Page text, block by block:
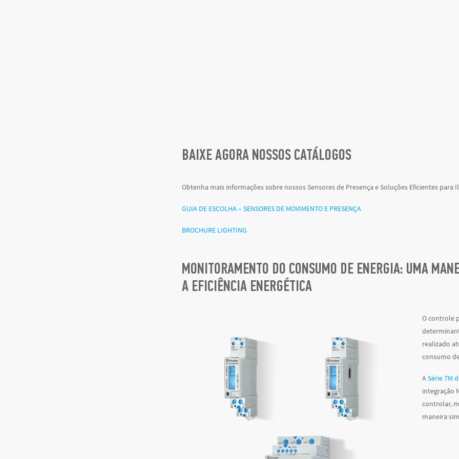
BAIXE AGORA NOSSOS CATÁLOGOS
Obtenha mais informações sobre nossos Sensores de Presença e Soluções Eficientes para
GUIA DE ESCOLHA – SENSORES DE MOVIMENTO E PRESENÇA
BROCHURE LIGHTING
MONITORAMENTO DO CONSUMO DE ENERGIA: UMA
A EFICIÊNCIA ENERGÉTICA
O controle
realizado
consumo
ASérie 7M
integração
controlar,
maneira